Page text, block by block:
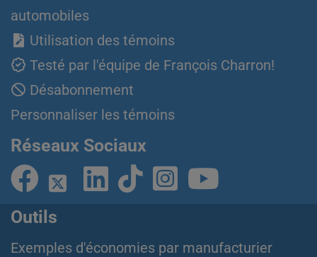
automobiles
Utilisation des témoins
Testé par l'équipe de François Charron!
Désabonnement
Personnaliser les témoins
Réseaux Sociaux
Outils
Exemples d'économies par manufacturier